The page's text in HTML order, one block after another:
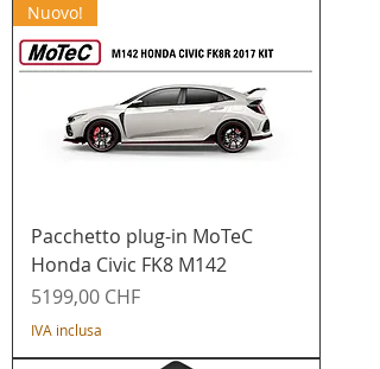
Nuovo!
Pacchetto plug-in MoTeC
Honda Civic FK8 M142
Prezzo
5199,00 CHF
IVA inclusa